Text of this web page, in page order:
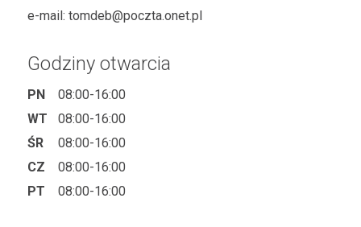
e-mail: tomdeb@poczta.onet.pl
Godziny otwarcia
PN
08:00-16:00
WT
08:00-16:00
ŚR
08:00-16:00
CZ
08:00-16:00
PT
08:00-16:00